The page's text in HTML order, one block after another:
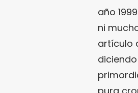
año
ni
artículo